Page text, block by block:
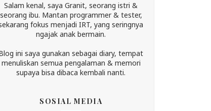
Salam kenal, saya Granit, seorang istri &
seorang ibu. Mantan programmer & tester,
fokus menjadi IRT, yang seringnya
ngajak anak bermain.
ini saya gunakan sebagai diary, tempat
menuliskan semua pengalaman & memori
supaya bisa dibaca kembali nanti.
SOSIAL MEDIA